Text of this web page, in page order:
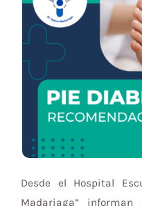
Desde el Hospital
Madariaga”